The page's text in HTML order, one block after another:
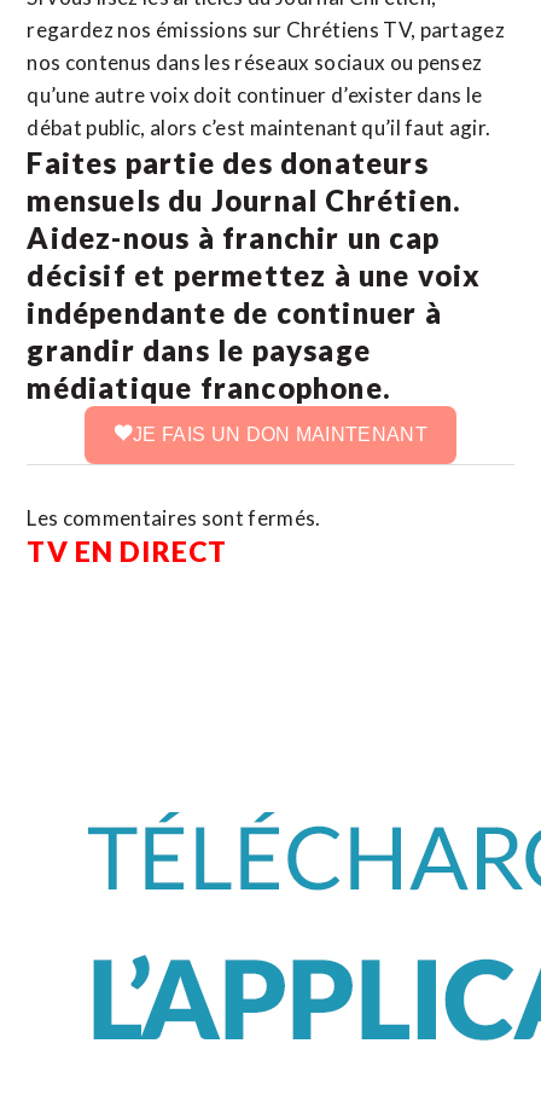
regardez nos émissions sur Chrétiens TV, partagez
nos contenus dans les réseaux sociaux ou pensez
qu’une autre voix doit continuer d’exister dans le
débat public, alors c’est maintenant qu’il faut agir.
Faites partie des donateurs
mensuels du Journal Chrétien.
Aidez-nous à franchir un cap
décisif et permettez à une voix
indépendante de continuer à
grandir dans le paysage
médiatique francophone.
JE FAIS UN DON MAINTENANT
Les commentaires sont fermés.
TV EN DIRECT